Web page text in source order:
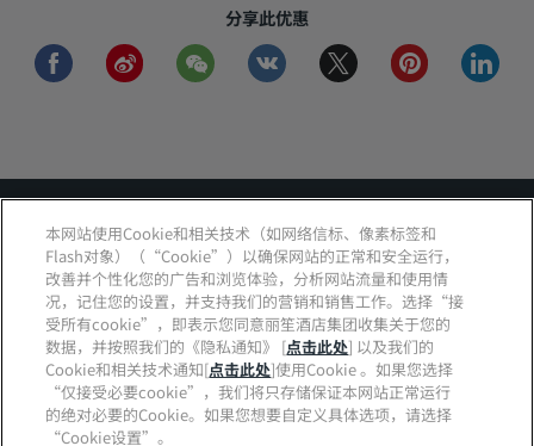
分享此优惠
facebookweibo wechat vkontaktetwitter pinterest
热门目的地
快速链接
旅行专业人员
公司
本网站使用Cookie和相关技术（如网络信标、像素标签和
Flash对象）（“Cookie”）以确保网站的正常和安全运行，
改善并个性化您的广告和浏览体验，分析网站流量和使用情
况，记住您的设置，并支持我们的营销和销售工作。选择“接
受所有cookie”，即表示您同意丽笙酒店集团收集关于您的
数据，并按照我们的《隐私通知》 [点击此处] 以及我们的
Cookie和相关技术通知[点击此处]使用Cookie 。如果您选择
“仅接受必要cookie”，我们将只存储保证本网站正常运行
的绝对必要的Cookie。如果您想要自定义具体选项，请选择
“Cookie设置”。